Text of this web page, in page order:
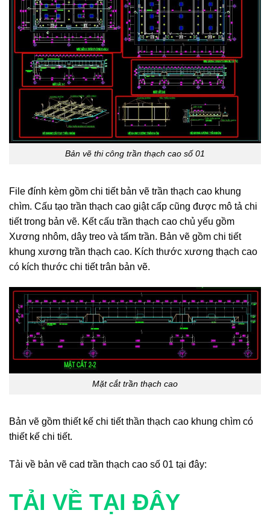
Bản vẽ thi công trần thạch cao số 01
File đính kèm gồm chi tiết bản vẽ trần thạch cao khung
chìm. Cấu tạo trần thạch cao giật cấp cũng được mô tả chi
tiết trong bản vẽ. Kết cấu trần thạch cao chủ yếu gồm
Xương nhôm, dây treo và tấm trần. Bản vẽ gồm chi tiết
khung xương trần thạch cao. Kích thước xương thạch cao
có kích thước chi tiết trân bản vẽ.
Mặt cắt trần thạch cao
Bản vẽ gồm thiết kế chi tiết thần thạch cao khung chìm có
thiết kế chi tiết.
Tải về bản vẽ cad trần thạch cao số 01 tại đây:
TẢI VỀ TẠI ĐÂY